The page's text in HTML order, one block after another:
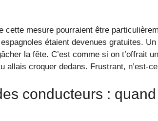
cette mesure pourraient être
étaient devenues gratuites.
la fête. C’est comme si on t’offrait
allais croquer dedans. Frustrant, n’est-
conducteurs :